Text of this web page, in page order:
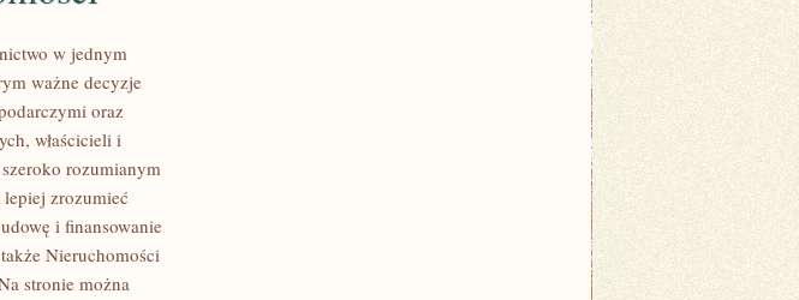
w jednym
ważne decyzje
oraz
właścicieli i
rozumianym
zrozumieć
i finansowanie
Nieruchomości
stronie można